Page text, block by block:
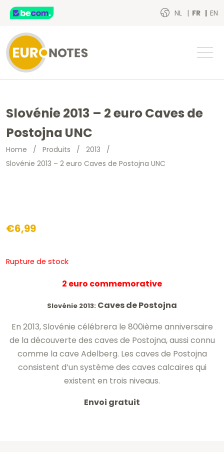
NL FR EN
Slovénie 2013 – 2 euro Caves de
Postojna UNC
Home / Produits / 2013 /
Slovénie 2013 – 2 euro Caves de Postojna UNC
€6,99
Rupture de stock
2 euro commemorative
Slovénie 2013: Caves de Postojna
En 2013, Slovénie célébrera le 800ième anniversaire
de la découverte des caves de Postojna, aussi connu
comme la cave Adelberg. Les caves de Postojna
consistent d’un système des caves calcaires qui
existent en trois niveaus.
Envoi gratuit